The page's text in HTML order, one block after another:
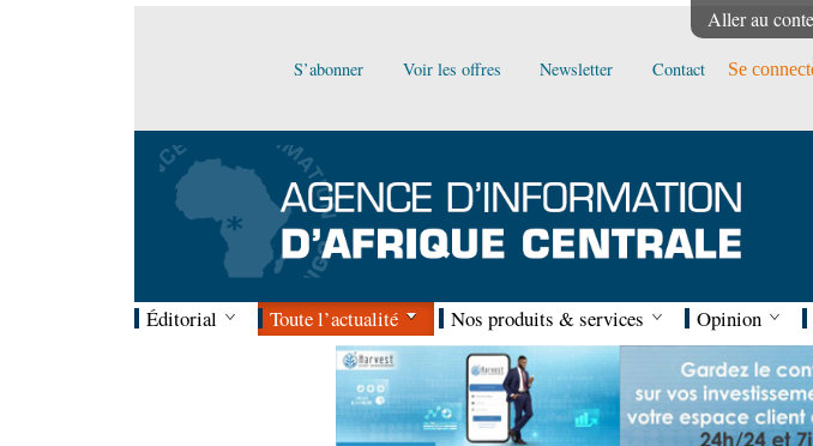
Aller au
S’abonner Voir les offres Newsletter Contact Se
Éditorial Toute l’actualité Nos produits & services Opinion